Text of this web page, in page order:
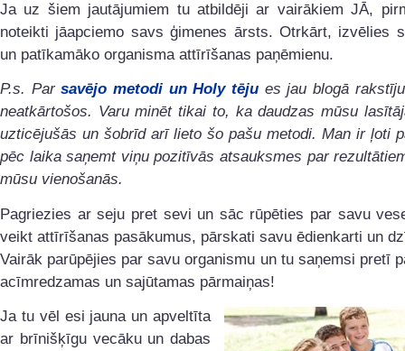
Ja uz šiem jautājumiem tu atbildēji ar vairākiem JĀ,
noteikti jāapciemo savs ģimenes ārsts. Otrkārt, izvēlies
un patīkamāko organisma attīrīšanas paņēmienu.
P.s. Parsavējo metodi un Holy tēju es jau blogā
neatkārtošos. Varu minēt tikai to, ka daudzas mūsu
uzticējušās un šobrīd arī lieto šo pašu metodi. Man ir ļoti
pēc laika saņemt viņu pozitīvās atsauksmes par
mūsu vienošanās.
Pagriezies ar seju pret sevi un sāc rūpēties par savu
veikt attīrīšanas pasākumus, pārskati savu ēdienkarti un
Vairāk parūpējies par savu organismu un tu saņemsi pretī
acīmredzamas un sajūtamas pārmaiņas!
Ja tu vēl esi jauna un apveltīta
ar brīnišķīgu vecāku un dabas